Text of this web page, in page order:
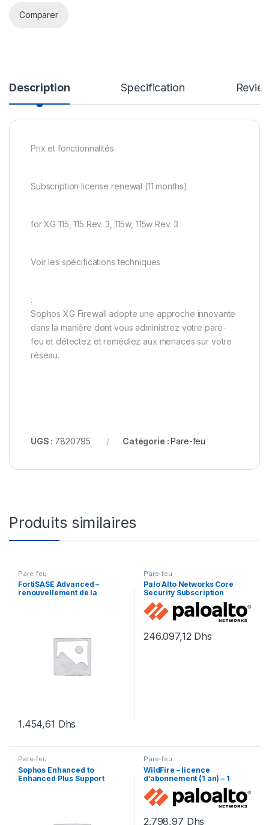
Comparer
Description Specification
Prix et fonctionnalités
Subscription license renewal (11 months)
for XG 115, 115 Rev. 3, 115w, 115w Rev. 3
Voir les spécifications techniques
.
Sophos XG Firewall adopte une approche innovante
dans la manière dont vous administrez votre pare-
feu et détectez et remédiez aux menaces sur votre
réseau.
UGS : 7820795 Catégorie :Pare-feu
Produits similaires
Pare-feu
FortiSASE Advanced –
renouvellement de la
1.454,61 Dhs
Pare-feu
Palo Alto Networks Core
Security Subscription
Bundle Advanced Threat
Prevention, Advanced URL
Filtering, Advanced
246.097,12 Dhs
Pare-feu
Sophos Enhanced to
Enhanced Plus Support
Pare-feu
WildFire – licence
d’abonnement (1 an) – 1
périphérique
2.798,97 Dhs